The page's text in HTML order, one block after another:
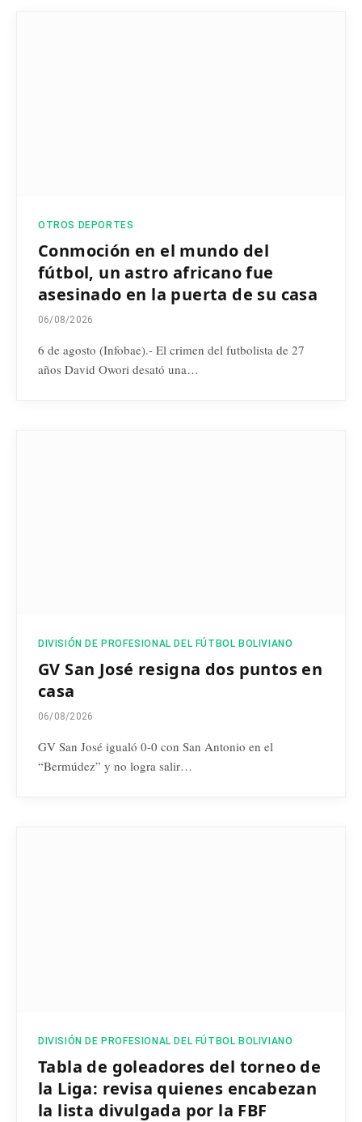
OTROS DEPORTES
Conmoción en el mundo del
fútbol, un astro africano fue
asesinado en la puerta de su casa
06/08/2026
6 de agosto (Infobae).- El crimen del futbolista de 27
años David Owori desató una…
DIVISIÓN DE PROFESIONAL DEL FÚTBOL BOLIVIANO
GV San José resigna dos puntos en
casa
06/08/2026
GV San José igualó 0-0 con San Antonio en el
“Bermúdez” y no logra salir…
DIVISIÓN DE PROFESIONAL DEL FÚTBOL BOLIVIANO
Tabla de goleadores del torneo de
la Liga: revisa quienes encabezan
la lista divulgada por la FBF